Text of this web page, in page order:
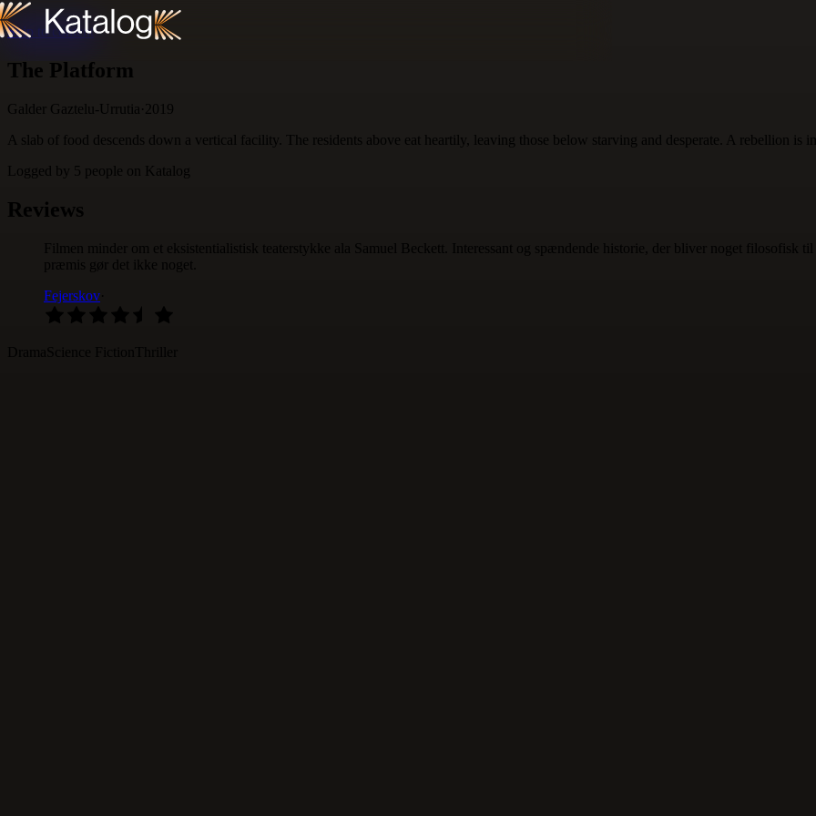
Skip to content
The Platform
Galder Gaztelu-Urrutia· 2019
A slab of food descends down a vertical facility. The residents above eat heartily, leaving those below starving and desperate. A rebellion is
Logged by 5 people on Katalog
Reviews
Filmen minder om et eksistentialistisk teaterstykke ala Samuel Beckett. Interessant og spændende historie, der bliver noget filosofisk
præmis gør det ikke noget.
Fejerskov